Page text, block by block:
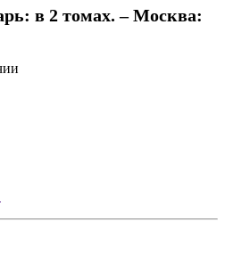
в 2 томах. – Москва: